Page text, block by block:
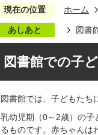
現在の位置 ホーム
あしあと 図書
図書館での子
図書館では、子どもたち
乳幼児期（0～2歳）の子
るものです。赤ちゃんは